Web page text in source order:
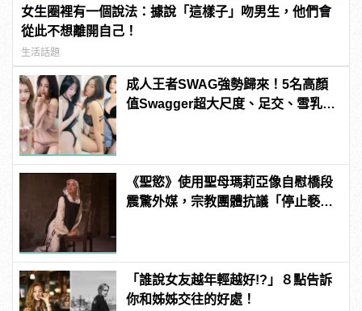
女生圈裡有一個說法：據說「這樣子」吻男生，他們會
從此不想離開自己！
生活話題
成人王者SWAG強勢歸來！5名高顏
值Swagger超大尺度、足交、雪乳、
《聖慾》使用聖母瑪莉亞像自慰橋段
震驚外媒，宗教團體抗議「停止褻
「誰說女友越年輕越好!?」８點告訴
你和姊姊交往的好處！